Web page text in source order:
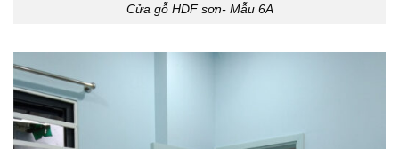
Cửa gỗ HDF sơn- Mẫu 6A